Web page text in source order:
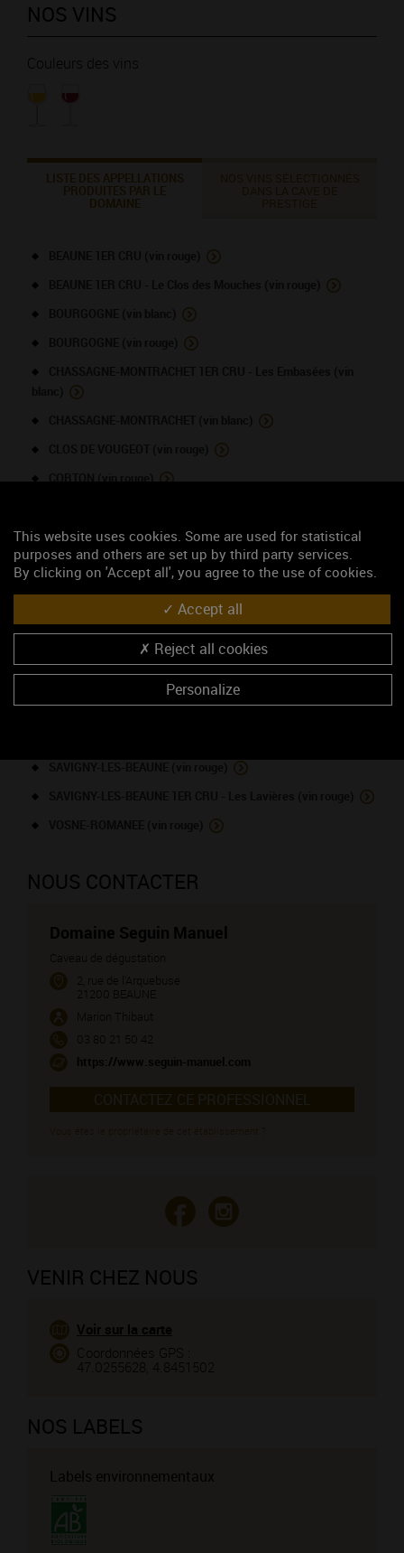
NOS VINS
Couleurs des vins
LISTE DES APPELLATIONS
PRODUITES PAR LE
DOMAINE
CORTON (vin rouge)
GEVREY-CHAMBERTIN (vin rouge)
MEURSAULT (vin blanc)
POMMARD 1ER CRU (vin rouge)
POMMARD (vin rouge)
POUILLY-FUISSE (vin blanc)
PULIGNY-MONTRACHET 1ER CRU - La Garenne (vin blanc)
RULLY (vin blanc)
NOUS CONTACTER
Domaine Seguin Manuel
Caveau de dégustation
2, rue de l'Arquebuse
21200 BEAUNE
Marion Thibaut
03 80 21 50 42
https://www.seguin-manuel.com
CONTACTEZ CE PROFESSIONNEL
VENIR CHEZ NOUS
Voir sur la carte
Coordonnées GPS :
47.0255628, 4.8451502
NOS LABELS
Labels environnementaux
This website uses cookies. Some are used for statistical
purposes and others are set up by third party services.
By clicking on 'Accept all', you agree to the use of cookies.
Accept all
Reject all cookies
Personalize